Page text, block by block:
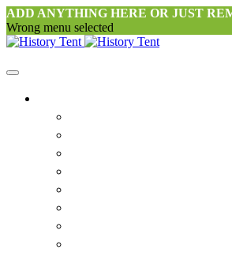
ADD ANYTHING HERE OR JUST
Wrong menu selected